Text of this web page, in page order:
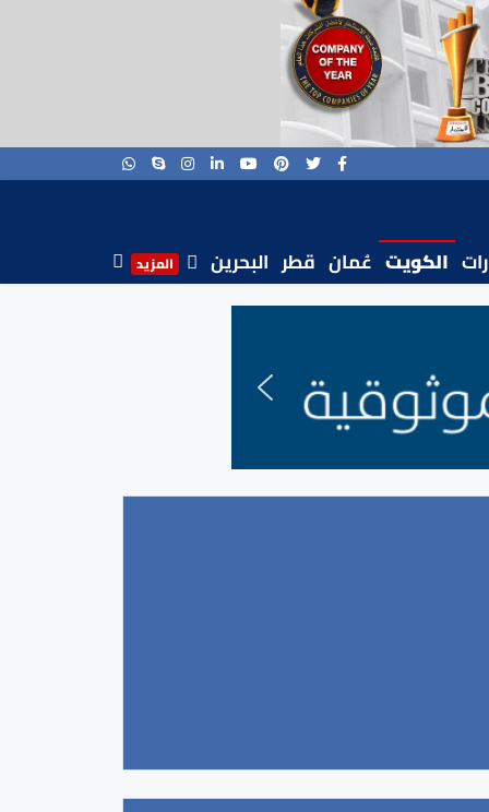
الكويت عُمان قطر البحرين المزيد